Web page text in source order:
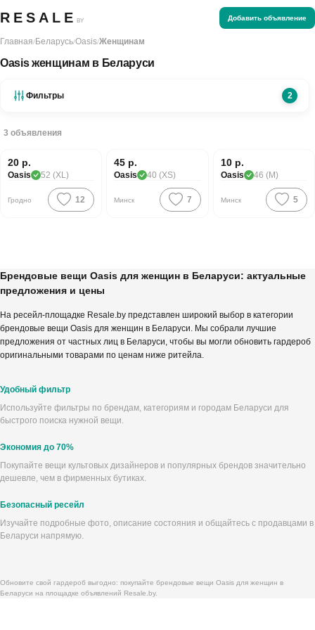
RESALE BY Добавить объявление
Главная/Беларусь/Oasis/Женщинам
Oasis женщинам в Беларуси
Фильтры 2
3 объявления
Хорошая цена
20 р.
Oasis 52 (XL)
Гродно 12
45 р.
Oasis 40 (XS)
Минск 7
10 р.
Oasis 46 (M)
Минск 5
Брендовые вещи Oasis для женщин в Беларуси: актуальные
предложения и цены
На ресейл-площадке Resale.by представлен широкий выбор в категории
брендовые вещи Oasis для женщин в Беларуси. Мы собрали лучшие
предложения от частных лиц в Беларуси, чтобы вы могли обновить гардероб
оригинальными товарами по ценам ниже ритейла.
Удобный фильтр
Используйте фильтры по брендам, категориям и городам Беларуси для
быстрого поиска нужной вещи.
Экономия до 70%
Покупайте вещи культовых дизайнеров и популярных брендов значительно
дешевле, чем в фирменных бутиках.
Безопасный ресейл
Изучайте подробные фото, описание состояния и общайтесь с продавцами в
Беларуси напрямую.
Обновите свой гардероб выгодно: покупайте брендовые вещи Oasis для женщин в
Беларуси на площадке объявлений Resale.by.